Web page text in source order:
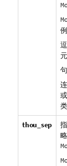
元
thou_sep